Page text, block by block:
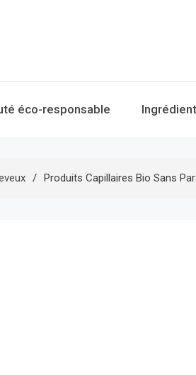
éco-responsable
Produits Capillaires Bio Sans